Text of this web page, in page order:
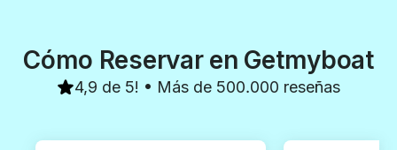
Cómo Reservar en Getmyboat
4,9 de 5! • Más de 500.000 reseñas